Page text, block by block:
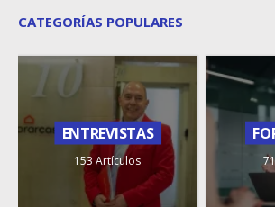
CATEGORÍAS POPULARES
ENTREVISTAS
153 Artículos